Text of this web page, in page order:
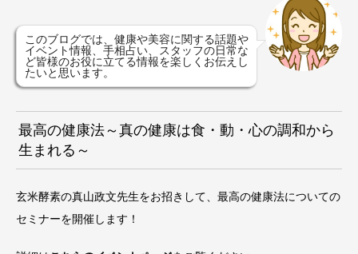
このブログでは、健康や美容に関する話題や
イベント情報、手相占い、スタッフの日常な
ど皆様のお役に立てる情報を楽しくお伝えし
たいと思います。
最高の健康法～真の健康は食・動・心の調和から
生まれる～
玄米酵素の真山政文先生をお招きして、最高の健康法についての
セミナーを開催します！